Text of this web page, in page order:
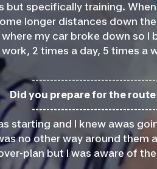
but specifically training.
longer distances down
my car broke down so
2 times a day, 5 times a
Did you prepare for the
starting and I knew awas
no other way around them
plan but I was aware of